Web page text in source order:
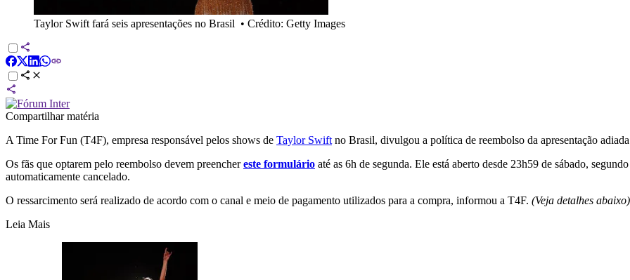
Taylor Swift fará seis apresentações no Brasil • Crédito: Getty Images
Compartilhar matéria
A Time For Fun (T4F), empresa responsável pelos shows de Taylor Swift no Brasil, divulgou a política de reembolso da apresentação
Os fãs que optarem pelo reembolso devem preenchereste formulário até as 6h de segunda. Ele está aberto desde 23h59 de sábado,
automaticamente cancelado.
O ressarcimento será realizado de acordo com o canal e meio de pagamento utilizados para a compra, informou a T4F. (Veja detalhes
Leia Mais